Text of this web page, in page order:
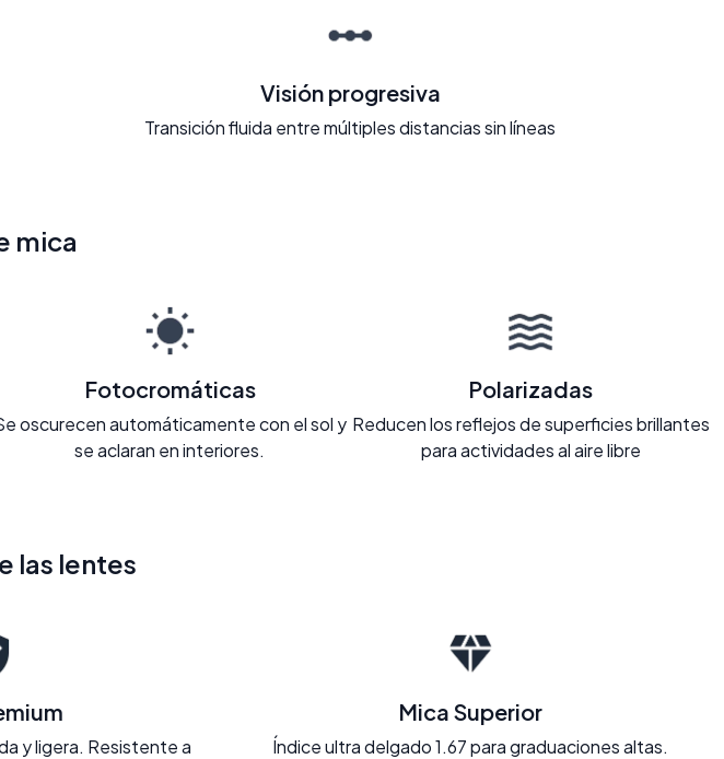
Visión progresiva
Transición fluida entre múltiples distancias sin líneas
mica
Fotocromáticas
oscurecen automáticamente con el sol y
se aclaran en interiores.
Polarizadas
Reducen los reflejos de superficies brillantes
para actividades al aire libre
las lentes
y ligera. Resistente a
Mica Superior
Índice ultra delgado 1.67 para graduaciones altas.